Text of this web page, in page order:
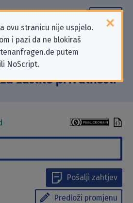
ovu stranicu nije uspjelo.
i pazi da ne blokiraš
putem
NoScript.
„Binance (Services
koji se odnose
zaštitu privatnosti
Pošalji zahtjev
Predloži promjenu